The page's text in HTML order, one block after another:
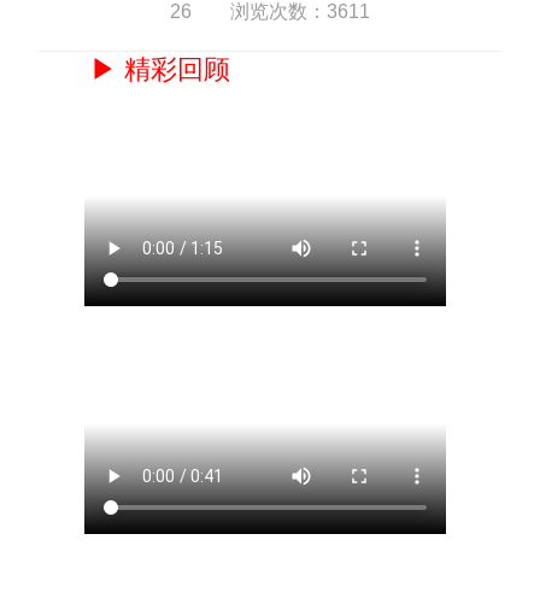
26 浏览次数： 3611
▶ 精彩回顾